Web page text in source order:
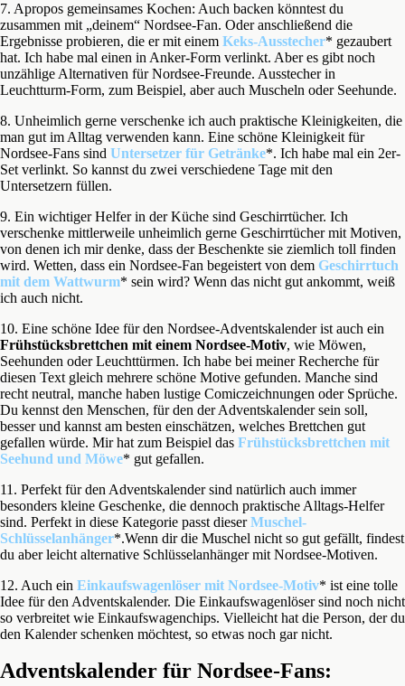
7. Apropos gemeinsames Kochen: Auch backen könntest du
zusammen mit „deinem“ Nordsee-Fan. Oder anschließend die
Ergebnisse probieren, die er mit einem Keks-Ausstecher* gezaubert
hat. Ich habe mal einen in Anker-Form verlinkt. Aber es gibt noch
unzählige Alternativen für Nordsee-Freunde. Ausstecher in
Leuchtturm-Form, zum Beispiel, aber auch Muscheln oder Seehunde.
8. Unheimlich gerne verschenke ich auch praktische Kleinigkeiten, die
man gut im Alltag verwenden kann. Eine schöne Kleinigkeit für
Nordsee-Fans sind Untersetzer für Getränke*. Ich habe mal ein 2er-
Set verlinkt. So kannst du zwei verschiedene Tage mit den
Untersetzern füllen.
9. Ein wichtiger Helfer in der Küche sind Geschirrtücher. Ich
verschenke mittlerweile unheimlich gerne Geschirrtücher mit Motiven,
von denen ich mir denke, dass der Beschenkte sie ziemlich toll finden
wird. Wetten, dass ein Nordsee-Fan begeistert von dem Geschirrtuch
mit dem Wattwurm* sein wird? Wenn das nicht gut ankommt, weiß
ich auch nicht.
10. Eine schöne Idee für den Nordsee-Adventskalender ist auch ein
Frühstücksbrettchen mit einem Nordsee-Motiv, wie Möwen,
Seehunden oder Leuchttürmen. Ich habe bei meiner Recherche für
diesen Text gleich mehrere schöne Motive gefunden. Manche sind
recht neutral, manche haben lustige Comiczeichnungen oder Sprüche.
Du kennst den Menschen, für den der Adventskalender sein soll,
besser und kannst am besten einschätzen, welches Brettchen gut
gefallen würde. Mir hat zum Beispiel das Frühstücksbrettchen mit
Seehund und Möwe* gut gefallen.
11. Perfekt für den Adventskalender sind natürlich auch immer
besonders kleine Geschenke, die dennoch praktische Alltags-Helfer
sind. Perfekt in diese Kategorie passt dieserMuschel-
Schlüsselanhänger*.Wenn dir die Muschel nicht so gut gefällt, findest
du aber leicht alternative Schlüsselanhänger mit Nordsee-Motiven.
12. Auch ein Einkaufswagenlöser mit Nordsee-Motiv* ist eine tolle
Idee für den Adventskalender. Die Einkaufswagenlöser sind noch nicht
so verbreitet wie Einkaufswagenchips. Vielleicht hat die Person, der du
den Kalender schenken möchtest, so etwas noch gar nicht.
Adventskalender für Nordsee-Fans: